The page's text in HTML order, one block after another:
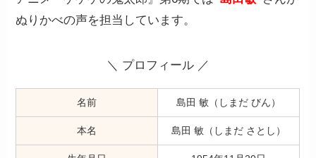
ぬりかべの声を担当しています。
＼ プロフィール ／
名前 島田 敏（しまだ びん）
本名 島田 敏（しまだ さとし）